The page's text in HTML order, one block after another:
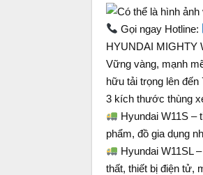
Gọi ngay Hotline:
HYUNDAI MIGHTY
Vững vàng, mạnh
hữu tải trọng lên
3 kích thước thùng
Hyundai W11S –
phẩm, đồ gia dụng
Hyundai W11SL
thất, thiết bị điện tử,